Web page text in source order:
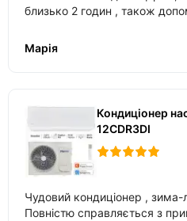
близько 2 годин , також допомогли налаштувати
Марія
Кондиціонер
12CDR3DI
Чудовий кондиціонер , зима-
Повністю